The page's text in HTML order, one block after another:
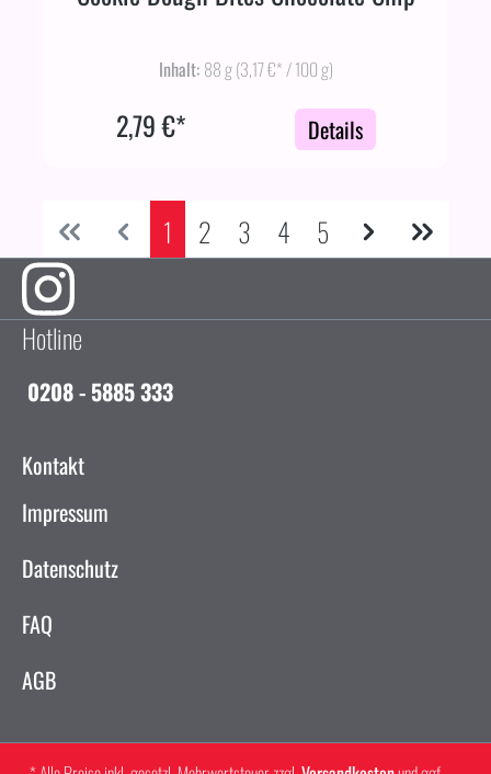
Inhalt: 88 g(3,17 €* / 100 g)
2,79 €* Details
1 2 3 4 5
Hotline
0208 - 5885 333
Kontakt
Impressum
Datenschutz
FAQ
AGB